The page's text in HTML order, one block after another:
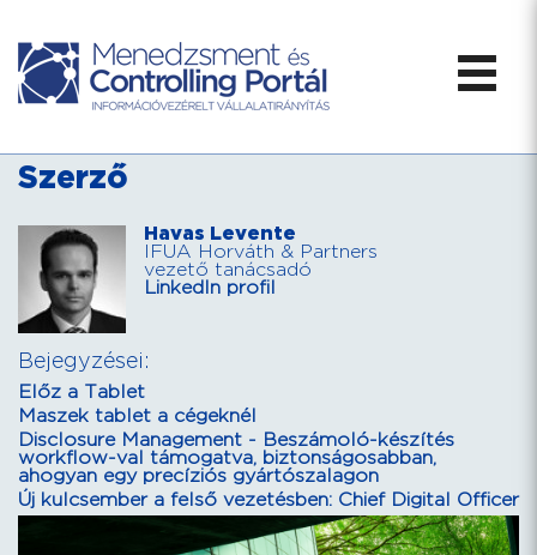
Szerző
Havas Levente
IFUA Horváth & Partners
vezető tanácsadó
LinkedIn profil
Bejegyzései:
Előz a Tablet
Maszek tablet a cégeknél
Disclosure Management - Beszámoló-készítés
workflow-val támogatva, biztonságosabban,
ahogyan egy precíziós gyártószalagon
Új kulcsember a felső vezetésben: Chief Digital Officer